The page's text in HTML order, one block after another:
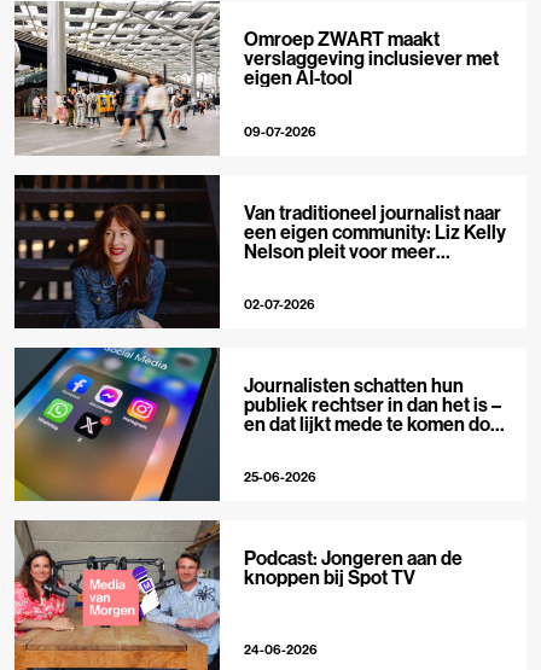
Omroep ZWART maakt
verslaggeving inclusiever met
eigen AI-tool
09-07-2026
Van traditioneel journalist naar
een eigen community: Liz Kelly
Nelson pleit voor meer
02-07-2026
Journalisten schatten hun
publiek rechtser in dan het is –
en dat lijkt mede te komen door
25-06-2026
Podcast: Jongeren aan de
knoppen bij Spot TV
24-06-2026